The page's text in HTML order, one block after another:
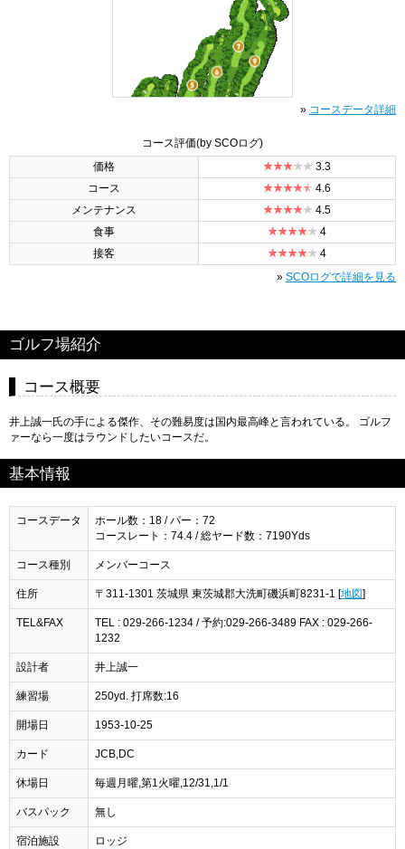
» コースデータ詳細
コース評価(by SCOログ)
価格
3.3
コース
4.6
メンテナンス
4.5
食事
4
接客
4
» SCOログで詳細を見る
ゴルフ場紹介
コース概要
井上誠一氏の手による傑作、その難易度は国内最高峰と言われている。 ゴルフ
ァーなら一度はラウンドしたいコースだ。
基本情報
コースデータ
ホール数：18 / パー：72
コースレート：74.4 / 総ヤード数：7190Yds
コース種別 メンバーコース
住所 〒311-1301 茨城県 東茨城郡大洗町磯浜町8231-1 [ 地図
TEL&FAX
TEL : 029-266-1234 / 予約:029-266-3489 FAX : 029-266-
1232
設計者 井上誠一
練習場 250yd. 打席数:16
開場日 1953-10-25
カード JCB,DC
休場日 毎週月曜,第1火曜,12/31,1/1
バスパック 無し
宿泊施設
ロッジ